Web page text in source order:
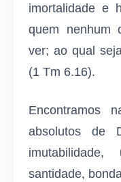
imortalidade e
quem nenhum
ver; ao qual
(1 Tm 6.16).
Encontramos
absolutos de
santidade,